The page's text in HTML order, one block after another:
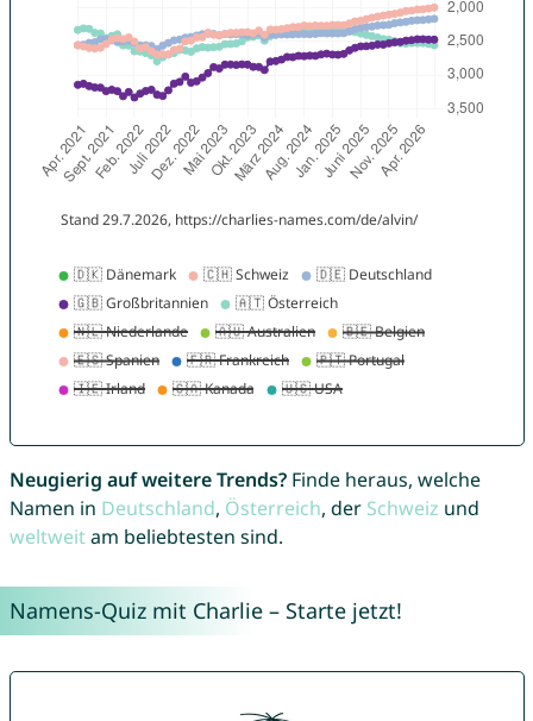
Neugierig auf weitere Trends?Finde heraus, welche
Namen in Deutschland, Österreich, der Schweiz und
weltweitam beliebtesten sind.
Namens-Quiz mit Charlie – Starte jetzt!